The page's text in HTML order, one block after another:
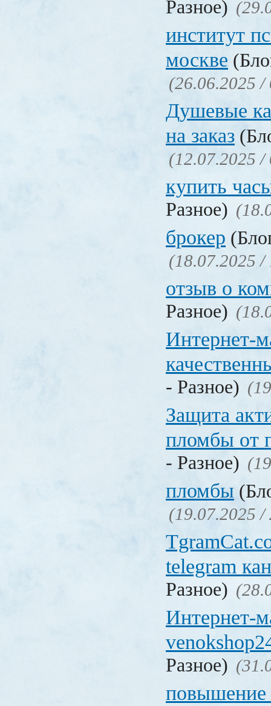
Разное)
институт
москве
(26.06.2025 /
Душевые
на заказ
(12.07.2025 /
купить
Разное)
брокер
(18.07.2025 /
отзыв о
Разное)
Интернет-
- Разное)
Защита
пломбы от
- Разное)
пломбы
(19.07.2025 /
telegram
Разное)
Интернет-
Разное)
повышение